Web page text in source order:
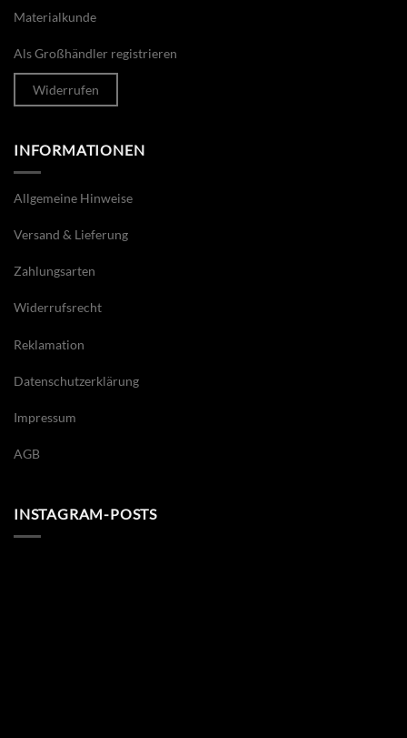
Materialkunde
Als Großhändler registrieren
Widerrufen
INFORMATIONEN
Allgemeine Hinweise
Versand & Lieferung
Zahlungsarten
Widerrufsrecht
Reklamation
Datenschutzerklärung
Impressum
AGB
INSTAGRAM-POSTS